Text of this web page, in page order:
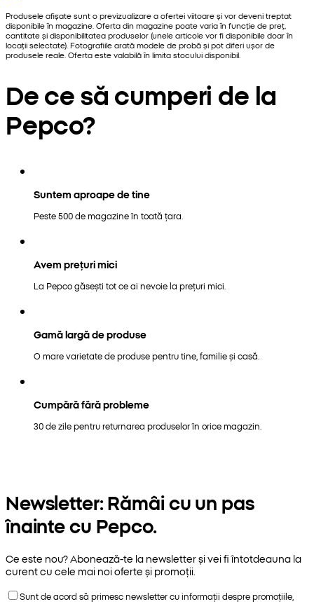
Produsele afișate sunt o previzualizare a ofertei viitoare și vor deveni treptat
disponibile în magazine. Oferta din magazine poate varia în funcție de preț,
cantitate și disponibilitatea produselor (unele articole vor fi disponibile doar în
locații selectate). Fotografiile arată modele de probă și pot diferi ușor de
produsele reale. Oferta este valabilă în limita stocului disponibil.
De ce să cumperi de la
Pepco?
Suntem aproape de tine
Peste 500 de magazine în toată țara.
Avem prețuri mici
La Pepco găsești tot ce ai nevoie la prețuri mici.
Gamă largă de produse
O mare varietate de produse pentru tine, familie și casă.
Cumpără fără probleme
30 de zile pentru returnarea produselor în orice magazin.
Newsletter: Rămâi cu un pas
înainte cu Pepco.
Ce este nou? Abonează-te la newsletter și vei fi întotdeauna la
curent cu cele mai noi oferte și promoții.
Sunt de acord să primesc newsletter cu informații despre promoțiile,